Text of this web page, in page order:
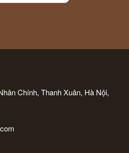
Chính, Thanh Xuân, Hà Nội,